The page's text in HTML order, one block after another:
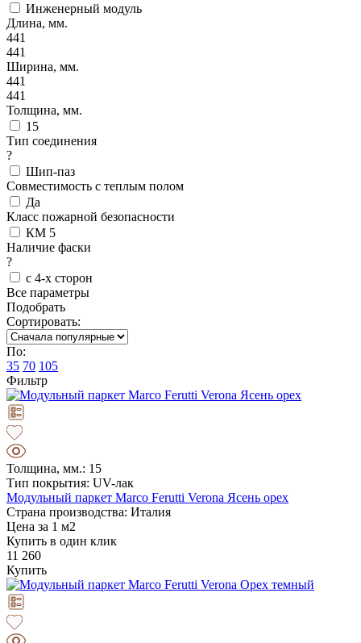
Инженерный модуль
Длина, мм.
441
441
Ширина, мм.
441
441
Толщина, мм.
15
Тип соединения
?
Шип-паз
Совместимость с теплым полом
Да
Класс пожарной безопасности
КМ 5
Наличие фаски
?
с 4-х сторон
Все параметры
Подобрать
Сортировать:
По:
35 70 105
Фильтр
Толщина, мм.: 15
Тип покрытия: UV-лак
Модульный паркет Marco Ferutti Verona Ясень орех
Страна производства: Италия
Цена за 1 м2
Купить в один клик
11 260
Купить